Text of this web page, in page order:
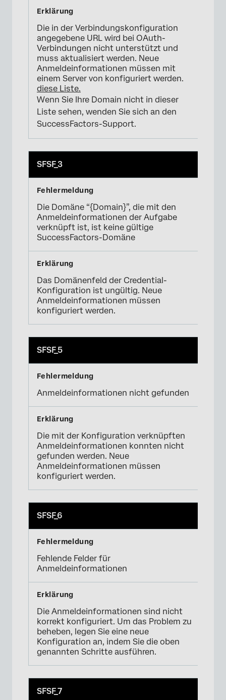
×
Die in der Verbindungskonfiguration
angegebene URL wird bei OAuth-
Verbindungen nicht unterstützt und
muss aktualisiert werden. Neue
Anmeldeinformationen müssen mit
einem Server von konfiguriert werden.
diese Liste.
Wenn Sie Ihre Domain nicht in dieser
Liste sehen, wenden Sie sich an den
SuccessFactors-Support.
SFSF_3
Die Domäne “{Domain}”, die mit den
Anmeldeinformationen der Aufgabe
verknüpft ist, ist keine gültige
SuccessFactors-Domäne
Das Domänenfeld der Credential-
Konfiguration ist ungültig. Neue
Anmeldeinformationen müssen
konfiguriert werden.
SFSF_5
Anmeldeinformationen nicht gefunden
Die mit der Konfiguration verknüpften
Anmeldeinformationen konnten nicht
gefunden werden. Neue
Anmeldeinformationen müssen
konfiguriert werden.
SFSF_6
Fehlende Felder für
Anmeldeinformationen
Die Anmeldeinformationen sind nicht
korrekt konfiguriert. Um das Problem zu
beheben, legen Sie eine neue
Konfiguration an, indem Sie die oben
genannten Schritte ausführen.
SFSF_7